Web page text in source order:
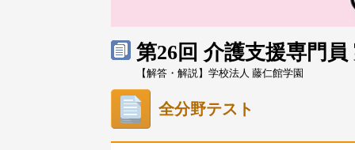
第26回 介護支援専門
【解答・解説】学校法人 藤仁館学園
全分野テスト